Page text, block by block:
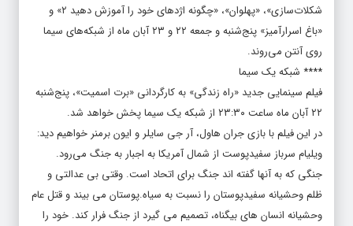
شکلات‌سازی»، «پهلوان»، «چگونه اژدهای خود را آموزش دهید ۲» و
«باغ اسرارآمیز» پنج‌شنبه و جمعه ۲۲ و ۲۳ آبان ماه از شبکه‌های سیما
روی آنتن می‌روند.
**** شبکه یک سیما
فیلم سینمایی جدید «راه زندگی» به کارگردانی «برت اسمیت»، پنج‌شنبه
۲۲ آبان ماه ساعت ۲۳:۳۰ از شبکه یک سیما پخش خواهد شد.
در این فیلم با بازی جران هاول، آر جی سایلر و ایون برمنر خواهیم دید:
ویلیام سرباز سفیدپوست از شمال آمریکا به اجبار به جنگ می‌رود.
جنگی که به آنها گفته اند جنگ برای اتحاد است. وقتی بی عدالتی و
ظلم وحشیانه سفیدپوستان را نسبت به سیاه.پوستان می بیند و قتل عام
وحشیانه انسان های بیگناه، تصمیم می گیرد از جنگ فرار کند. خود را